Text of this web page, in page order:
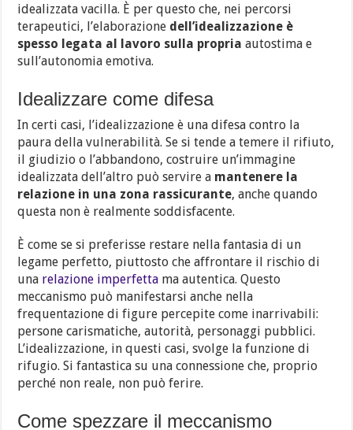
idealizzata vacilla. È per questo che, nei percorsi
terapeutici, l’elaborazione dell’idealizzazione è
spesso legata al lavoro sulla propria autostima e
sull’autonomia emotiva.
Idealizzare come difesa
In certi casi, l’idealizzazione è una difesa contro la
paura della vulnerabilità. Se si tende a temere il rifiuto,
il giudizio o l’abbandono, costruire un’immagine
idealizzata dell’altro può servire a mantenere la
relazione in una zona rassicurante, anche quando
questa non è realmente soddisfacente.
È come se si preferisse restare nella fantasia di un
legame perfetto, piuttosto che affrontare il rischio di
una relazione imperfetta ma autentica. Questo
meccanismo può manifestarsi anche nella
frequentazione di figure percepite come inarrivabili:
persone carismatiche, autorità, personaggi pubblici.
L’idealizzazione, in questi casi, svolge la funzione di
rifugio. Si fantastica su una connessione che, proprio
perché non reale, non può ferire.
Come spezzare il meccanismo